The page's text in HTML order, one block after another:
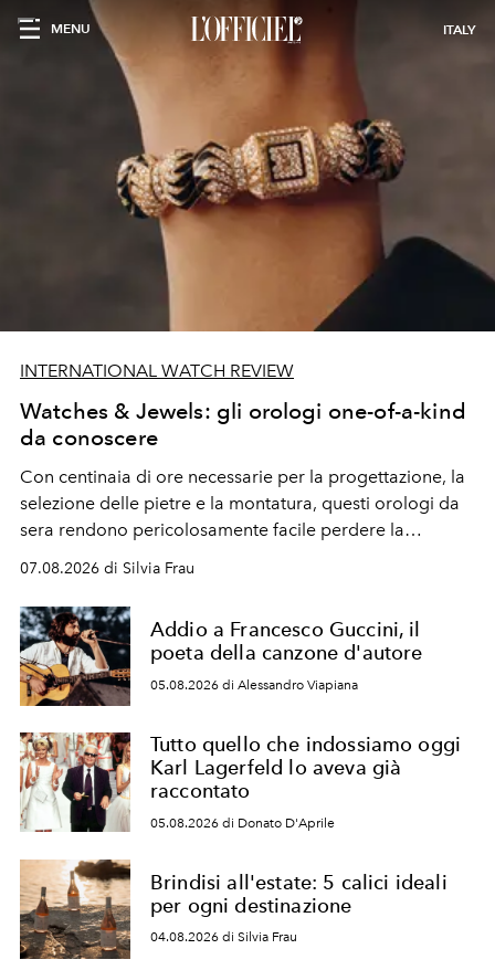
MENU ITALY
INTERNATIONAL WATCH REVIEW
Watches & Jewels: gli orologi one-of-a-kind
da conoscere
Con centinaia di ore necessarie per la progettazione, la
selezione delle pietre e la montatura, questi orologi da
sera rendono pericolosamente facile perdere la
cognizione del tempo. Ma con quadranti così
07.08.2026 di Silvia Frau
Addio a Francesco Guccini, il
poeta della canzone d'autore
05.08.2026 di Alessandro Viapiana
Tutto quello che indossiamo oggi
Karl Lagerfeld lo aveva già
raccontato
05.08.2026 di Donato D'Aprile
Brindisi all'estate: 5 calici ideali
per ogni destinazione
04.08.2026 di Silvia Frau